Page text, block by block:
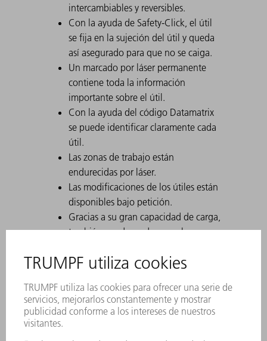
intercambiables y reversibles.
Con la ayuda de Safety-Click, el útil
se fija en la sujeción del útil y queda
así asegurado para que no se caiga.
Un marcado por láser permanente
contiene toda la información
importante sobre el útil.
Con la ayuda del código Datamatrix
se puede identificar claramente cada
útil.
Las zonas de trabajo están
endurecidas por láser.
Las modificaciones de los útiles están
disponibles bajo petición.
Gracias a su gran capacidad de carga,
también es adecuada para chapas
Para las cajas altas se usa el útil con